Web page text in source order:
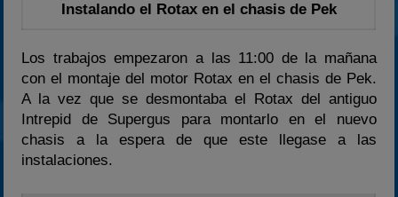
Instalando el Rotax en el chasis de Pek
Los trabajos empezaron a las 11:00 de la mañana
con el montaje del motor Rotax en el chasis de Pek.
A la vez que se desmontaba el Rotax del antiguo
Intrepid de Supergus para montarlo en el nuevo
chasis a la espera de que este llegase a las
instalaciones.